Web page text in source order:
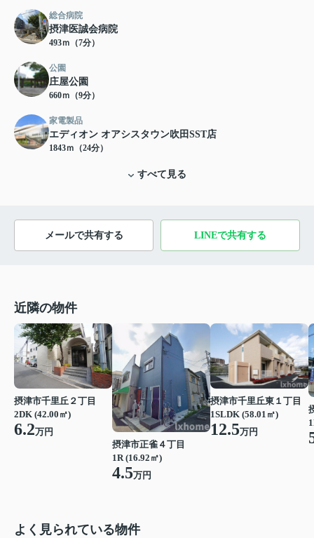
総合病院
摂津医誠会病院
493ｍ（7分）
公園
庄屋公園
660ｍ（9分）
家電製品
エディオン オアシスタウン吹田SST店
1843ｍ（24分）
すべて見る
メールで共有する LINEで共有する
近隣の物件
摂津市千里丘２丁目
2DK (42.00㎡)
6.2万円
摂津市正雀４丁目
1R (16.92㎡)
4.5万円
摂津市千里丘東１丁目
1SLDK (58.01㎡)
12.5万円
よく見られている物件